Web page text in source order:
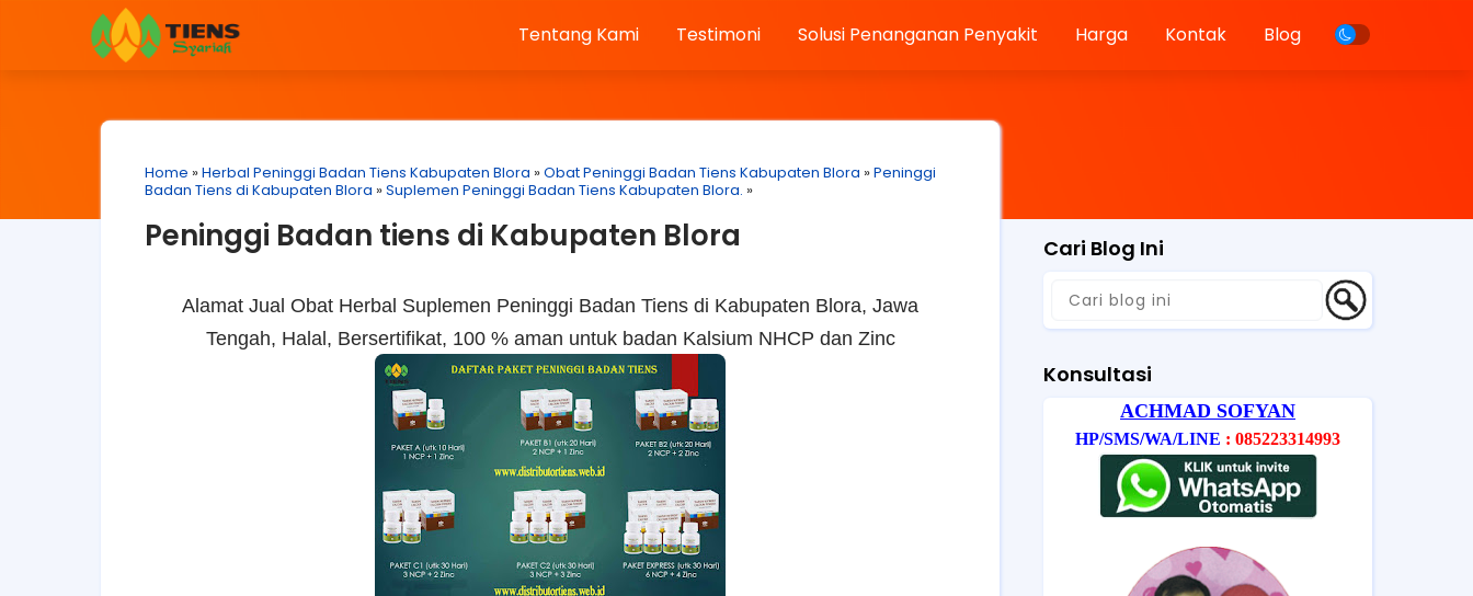
Tentang Kami Testimoni Solusi Penanganan Penyakit Harga Kontak Blog
Home »Herbal Peninggi Badan Tiens Kabupaten Blora »Obat Peninggi Badan Tiens Kabupaten Blora »Peninggi
Badan Tiens di Kabupaten Blora »Suplemen Peninggi Badan Tiens Kabupaten Blora. »
Peninggi Badan tiens di Kabupaten Blora
Alamat Jual Obat Herbal Suplemen Peninggi Badan Tiens di Kabupaten Blora, Jawa
Tengah, Halal, Bersertifikat, 100 % aman untuk badan Kalsium NHCP dan Zinc
Cari Blog Ini
Konsultasi
ACHMAD SOFYAN
HP/SMS/WA/LINE : 085223314993